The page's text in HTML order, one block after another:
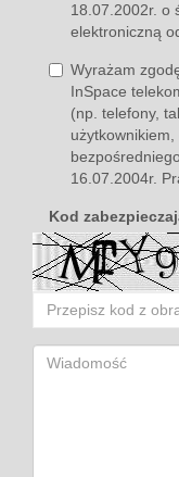
18.07.2002r. o
elektroniczną
Wyrażam
InSpace
(np. telefony,
16.07.2004r.
Kod